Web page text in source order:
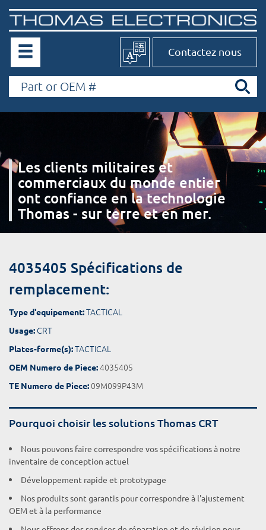
Contactez nous
Les clients militaires et
commerciaux du monde entier
ont confiance en la technologie
Thomas - sur terre et en mer.
4035405 Spécifications de
remplacement:
Type d'equipement:TACTICAL
Usage: CRT
Plates-forme(s):TACTICAL
OEM Numero de Piece:4035405
TE Numero de Piece:09M099P43M
Pourquoi choisir les solutions Thomas CRT
Nous pouvons faire correspondre vos spécifications à notre
inventaire de conception actuel
Développement rapide et prototypage
Nos produits sont garantis pour correspondre à l'ajustement
OEM et à la performance